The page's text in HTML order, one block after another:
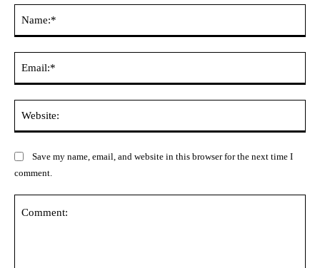
Save my name, email, and website in this browser for the next time I
comment.